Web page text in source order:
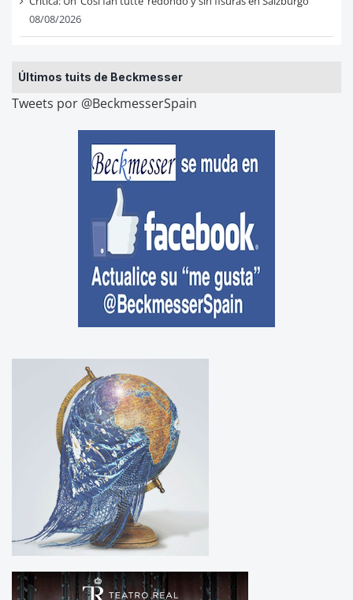
08/08/2026
Últimos tuits de Beckmesser
Tweets por @BeckmesserSpain